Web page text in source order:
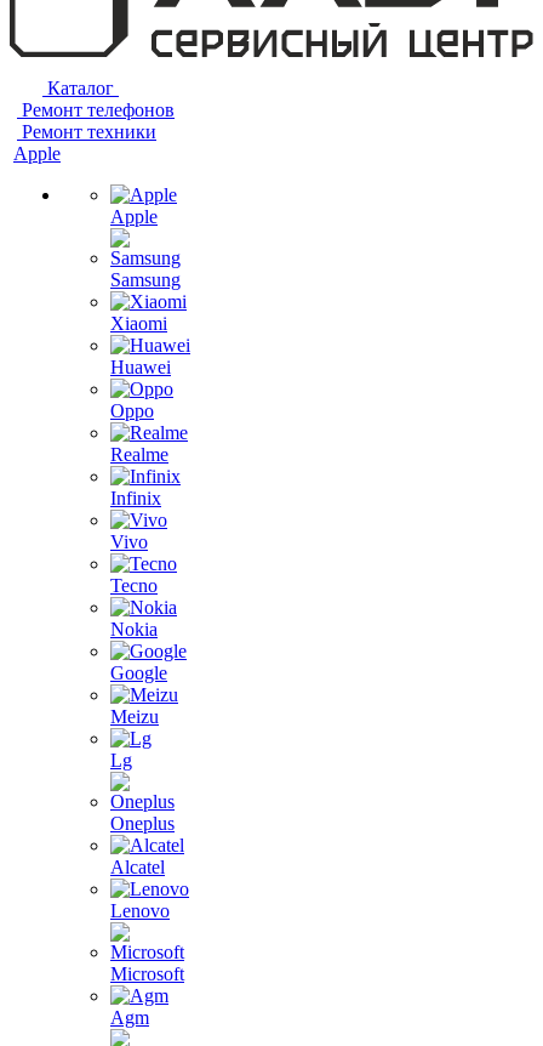
Каталог
Ремонт телефонов
Ремонт техники
Apple
Apple
Samsung
Xiaomi
Huawei
Oppo
Realme
Infinix
Vivo
Tecno
Nokia
Google
Meizu
Lg
Oneplus
Alcatel
Lenovo
Microsoft
Agm